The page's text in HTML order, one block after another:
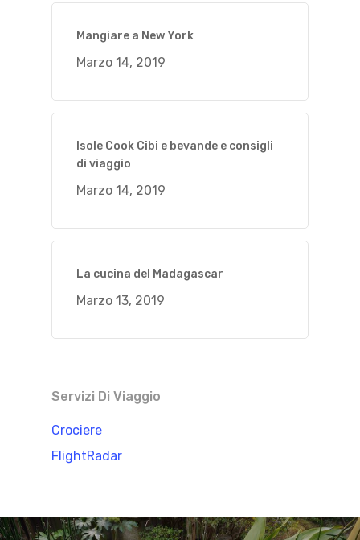
Mangiare a New York
Marzo 14, 2019
Isole Cook Cibi e bevande e consigli
di viaggio
Marzo 14, 2019
La cucina del Madagascar
Marzo 13, 2019
Servizi Di Viaggio
Crociere
FlightRadar